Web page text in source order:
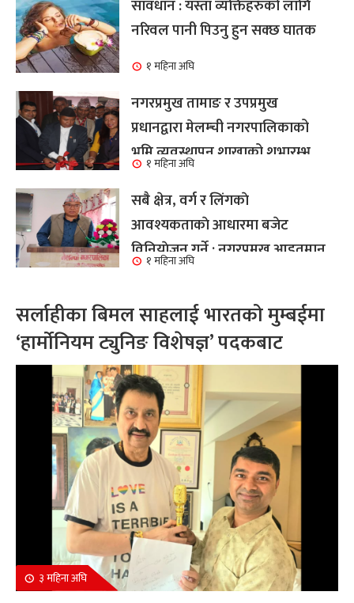
सावधान : यस्ता व्यक्तिहरुको लागि
नरिवल पानी पिउनु हुन सक्छ घातक
१ महिना अघि
नगरप्रमुख तामाङ र उपप्रमुख
प्रधानद्वारा मेलम्ची नगरपालिकाको
भूमि व्यवस्थापन शाखाको शुभारम्भ
कार्य सम्पन्न
१ महिना अघि
सबै क्षेत्र, वर्ग र लिंगकाे
आवश्यकताकाे आधारमा बजेट
विनियाेजन गर्ने : नगरप्रमुख आइतमान
तामाङ
१ महिना अघि
सर्लाहीका बिमल साहलाई भारतको मुम्बईमा
‘हार्मोनियम ट्युनिङ विशेषज्ञ’ पदकबाट
सम्मानित
३ महिना अघि